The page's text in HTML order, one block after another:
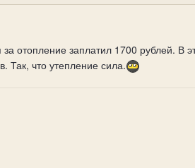
отопление заплатил 1700 рублей. В
Так, что утепление сила.